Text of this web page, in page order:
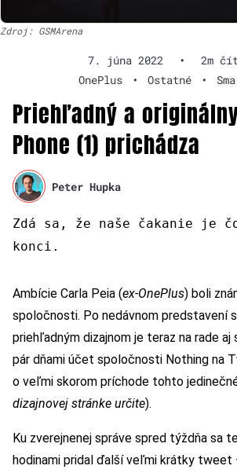
Zdroj: GSMArena
7. júna 2022 •
2m
OnePlus
• Ostatné •
Priehľadný a
Phone (1) prichádza
Peter Hupka
Zdá sa, že naše čakanie je
konci.
Ambície Carla Peia (ex-OnePlus) boli
spoločnosti. Po nedávnom predstavení
priehľadným dizajnom je teraz na rade aj
pár dňami účet spoločnosti Nothing na
o veľmi skorom príchode tohto
dizajnovej stránke určite).
Ku zverejnenej správe spred týždňa sa
hodinami pridal ďalší veľmi krátky tweet